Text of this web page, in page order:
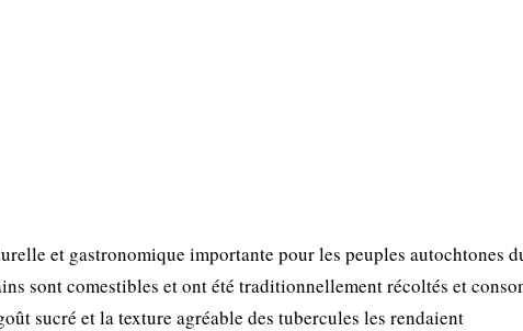
et gastronomique importante pour les peuples autochtones
sont comestibles et ont été traditionnellement récoltés et
sucré et la texture agréable des tubercules les rendaient